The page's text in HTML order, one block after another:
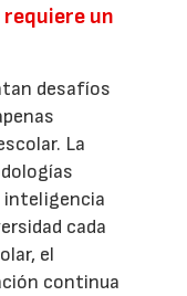
requiere un
desafíos
La
inteligencia
cada
el
continua